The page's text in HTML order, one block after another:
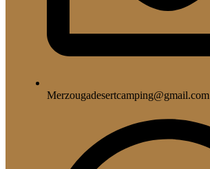
Merzougadesertcamping@gmail.com